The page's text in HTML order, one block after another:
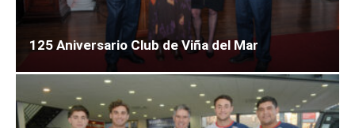
125 Aniversario Club de Viña del Mar